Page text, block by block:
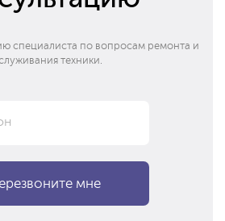
специалиста по вопросам ремонта и
техники.